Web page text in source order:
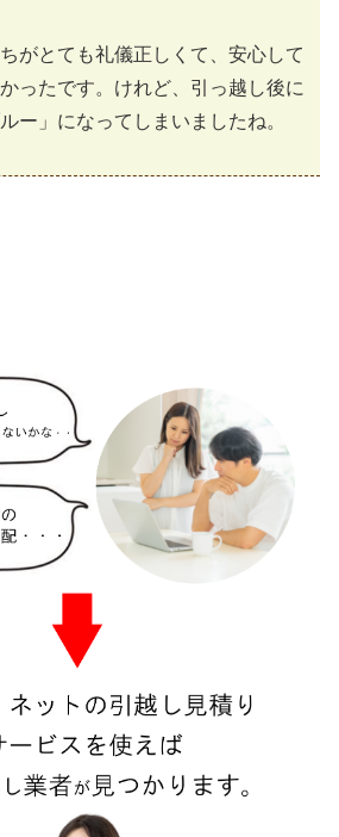
がとても礼儀正しくて、安心して
ったです。けれど、引っ越し後に
ー」になってしまいましたね。